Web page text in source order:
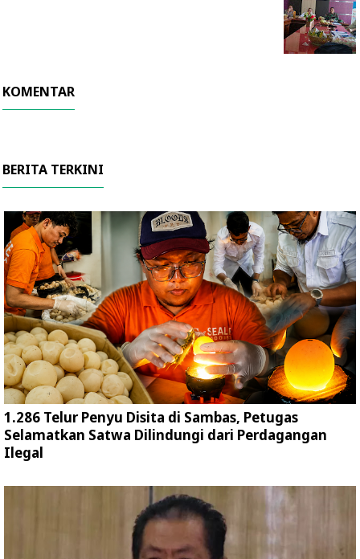
KOMENTAR
BERITA TERKINI
1.286 Telur Penyu Disita di Sambas, Petugas
Selamatkan Satwa Dilindungi dari Perdagangan
Ilegal